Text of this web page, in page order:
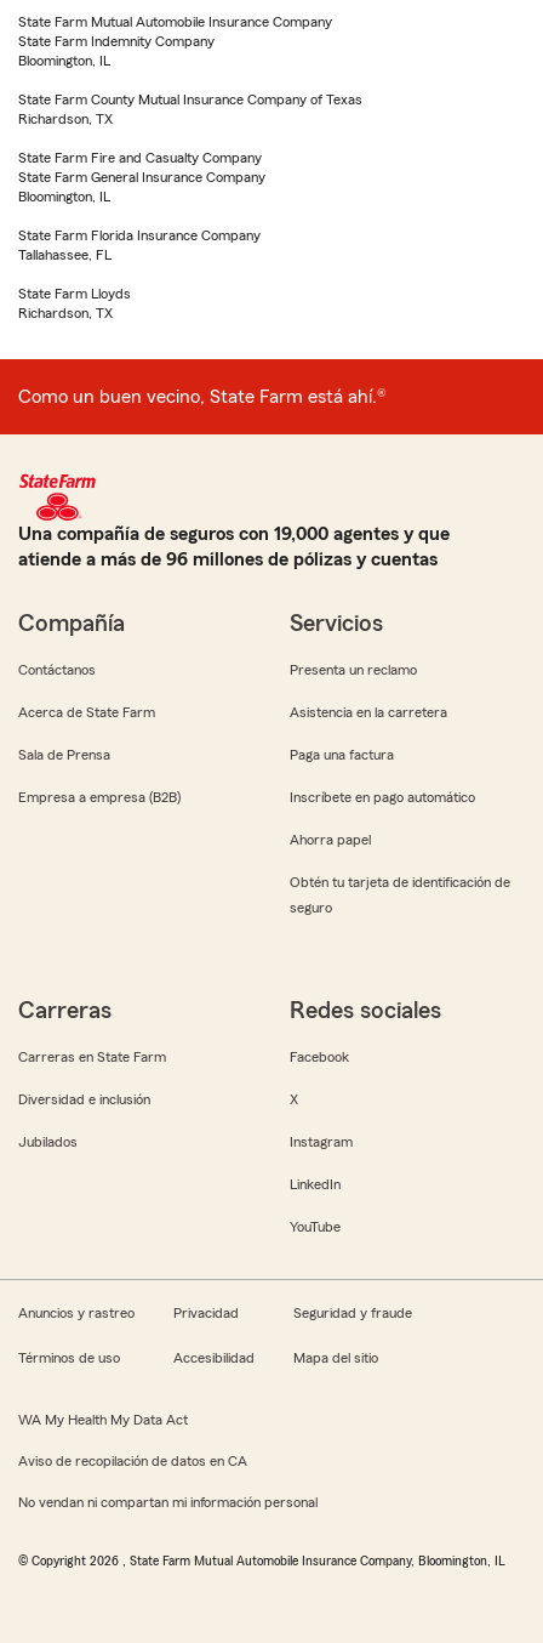
State Farm Mutual Automobile Insurance Company
State Farm Indemnity Company
Bloomington, IL
State Farm County Mutual Insurance Company of Texas
Richardson, TX
State Farm Fire and Casualty Company
State Farm General Insurance Company
Bloomington, IL
State Farm Florida Insurance Company
Tallahassee, FL
State Farm Lloyds
Richardson, TX
Como un buen vecino, State Farm está ahí.®
Una compañía de seguros con 19,000 agentes y que
atiende a más de 96 millones de pólizas y cuentas
Compañía
Contáctanos
Acerca de State Farm
Sala de Prensa
Empresa a empresa (B2B)
Servicios
Presenta un reclamo
Asistencia en la carretera
Paga una factura
Inscríbete en pago automático
Ahorra papel
Obtén tu tarjeta de identificación de
seguro
Carreras
Carreras en State Farm
Diversidad e inclusión
Jubilados
Redes sociales
Facebook
X
Instagram
LinkedIn
YouTube
Anuncios y rastreo Privacidad Seguridad y fraude
Términos de uso Accesibilidad Mapa del sitio
WA My Health My Data Act
Aviso de recopilación de datos en CA
No vendan ni compartan mi información personal
© Copyright 2026 , State Farm Mutual Automobile Insurance Company, Bloomington, IL